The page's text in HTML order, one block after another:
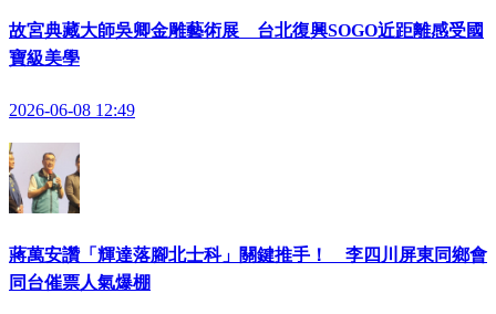
故宮典藏大師吳卿金雕藝術展 台北復興SOGO近距離感受國
寶級美學
2026-06-08 12:49
蔣萬安讚「輝達落腳北士科」關鍵推手！ 李四川屏東同鄉會
同台催票人氣爆棚